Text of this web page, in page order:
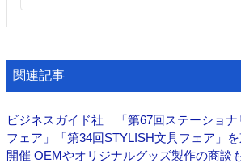
関連記事
ビジネスガイド社 「第67回ステーショナ
フェア」「第34回STYLISH文具フェア」
開催 OEMやオリジナルグッズ製作の商談